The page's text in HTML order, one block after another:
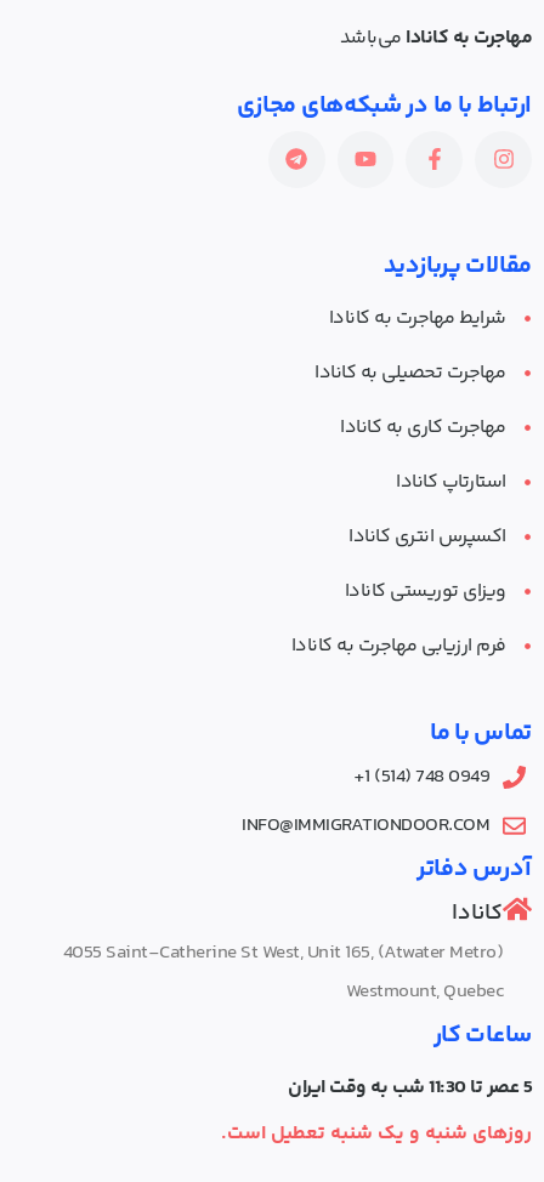
مهاجرت به کانادا می‌باشد
ارتباط با ما در شبکه‌های مجازی
مقالات پربازدید
شرایط مهاجرت به کانادا
مهاجرت تحصیلی به کانادا
مهاجرت کاری به کانادا
استارتاپ کانادا
اکسپرس انتری کانادا
ویزای توریستی کانادا
فرم ارزیابی مهاجرت به کانادا
تماس با ما
0949 748 (514) 1+
INFO@IMMIGRATIONDOOR.COM
آدرس دفاتر
کانادا
4055‌ Saint-Catherine St West, Unit 165, (Atwater Metro)
Westmount, Quebec
ساعات کار
5 عصر تا 11:30 شب به وقت ایران
روزهای شنبه و یک شنبه تعطیل است.